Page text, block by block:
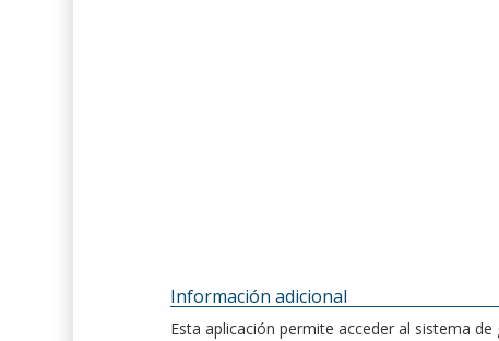
Información adicional
Esta aplicación permite acceder al sistema